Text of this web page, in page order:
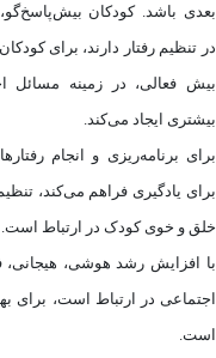
بعدی باشد. کودکان
در تنظیم رفتار دارند، برای
بیش فعالی، در زمینه مسائل
بیشتری ایجاد می‌کند.
برای برنامه‌ریزی و انجام
برای یادگیری فراهم می‌کند،
خلق و خوی کودک در ارتباط است.
با افزایش رشد هوشی، هیجانی،
اجتماعی در ارتباط است، برای
است.